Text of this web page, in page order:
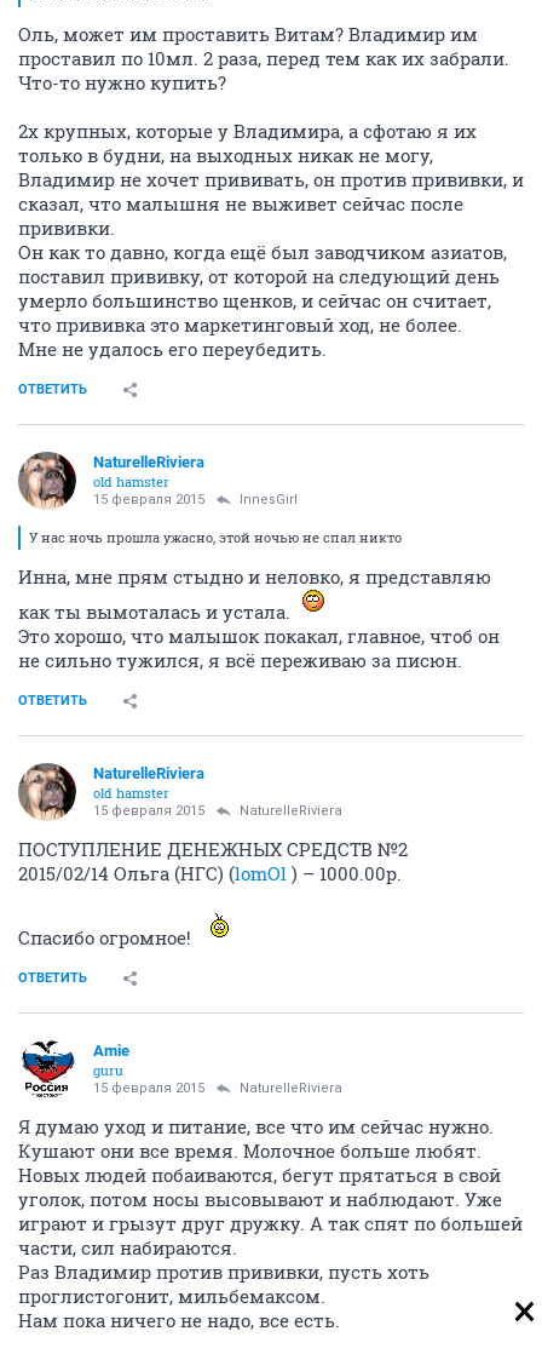
Оль, может им проставить Витам? Владимир им
проставил по 10мл. 2 раза, перед тем как их забрали.
Что-то нужно купить?
2х крупных, которые у Владимира, а сфотаю я их
только в будни, на выходных никак не могу,
Владимир не хочет прививать, он против прививки, и
сказал, что малышня не выживет сейчас после
прививки.
Он как то давно, когда ещё был заводчиком азиатов,
поставил прививку, от которой на следующий день
умерло большинство щенков, и сейчас он считает,
что прививка это маркетинговый ход, не более.
Мне не удалось его переубедить.
ОТВЕТИТЬ
NaturelleRiviera
old hamster
15 февраля 2015 InnesGirl
У нас ночь прошла ужасно, этой ночью не спал никто
Инна, мне прям стыдно и неловко, я представляю
как ты вымоталась и устала.
Это хорошо, что малышок покакал, главное, чтоб он
не сильно тужился, я всё переживаю за писюн.
ОТВЕТИТЬ
NaturelleRiviera
old hamster
15 февраля 2015 NaturelleRiviera
ПОСТУПЛЕНИЕ ДЕНЕЖНЫХ СРЕДСТВ №2
2015/02/14 Ольга (НГС) (lomOl ) – 1000.00р.
Спасибо огромное!
ОТВЕТИТЬ
Amie
guru
15 февраля 2015 NaturelleRiviera
Я думаю уход и питание, все что им сейчас нужно.
Кушают они все время. Молочное больше любят.
Новых людей побаиваются, бегут прятаться в свой
уголок, потом носы высовывают и наблюдают. Уже
играют и грызут друг дружку. А так спят по большей
части, сил набираются.
Раз Владимир против прививки, пусть хоть
проглистогонит, мильбемаксом.
Нам пока ничего не надо, все есть.